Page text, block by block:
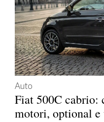
Auto
Fiat 500C cabrio:
motori, optional e